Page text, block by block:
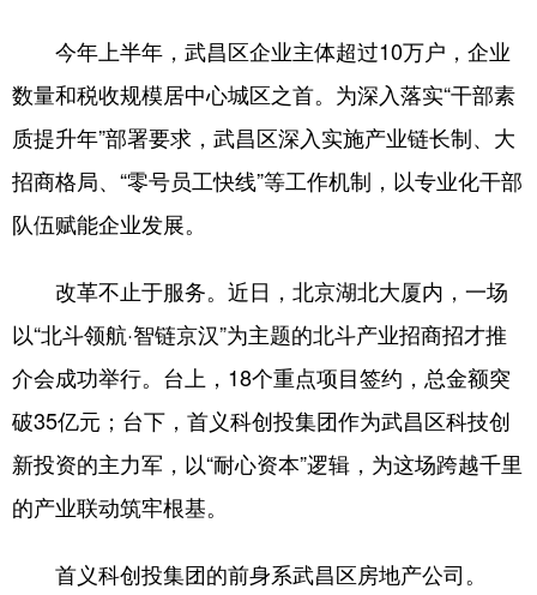
今年上半年，武昌区企业主体超过10万户，企业
数量和税收规模居中心城区之首。为深入落实“干部素
质提升年”部署要求，武昌区深入实施产业链长制、大
招商格局、“零号员工快线”等工作机制，以专业化干部
队伍赋能企业发展。
改革不止于服务。近日，北京湖北大厦内，一场
以“北斗领航·智链京汉”为主题的北斗产业招商招才推
介会成功举行。台上，18个重点项目签约，总金额突
破35亿元；台下，首义科创投集团作为武昌区科技创
新投资的主力军，以“耐心资本”逻辑，为这场跨越千里
的产业联动筑牢根基。
首义科创投集团的前身系武昌区房地产公司。